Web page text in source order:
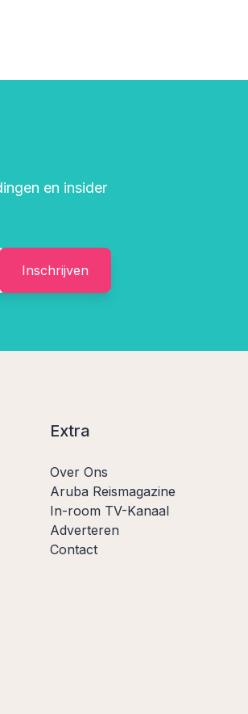
en insider
Inschrijven
Extra
Over Ons
Aruba Reismagazine
In-room TV-Kanaal
Adverteren
Contact